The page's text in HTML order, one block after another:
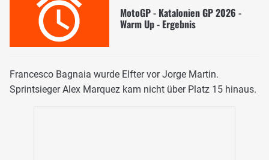
MotoGP - Katalonien GP 2026 -
Warm Up - Ergebnis
Francesco Bagnaia wurde Elfter vor Jorge Martin.
Sprintsieger Alex Marquez kam nicht über Platz 15 hinaus.